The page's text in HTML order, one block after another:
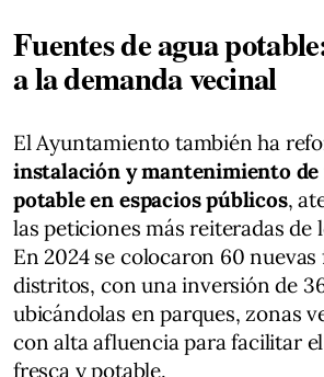
Fuentes de agua
a la demanda vecinal
El Ayuntamiento también ha
instalación y mantenimiento de
potable en espacios públicos,
las peticiones más reiteradas de
En 2024 se colocaron 60 nuevas
distritos, con una inversión de
ubicándolas en parques, zonas
con alta afluencia para facilitar
fresca y potable.